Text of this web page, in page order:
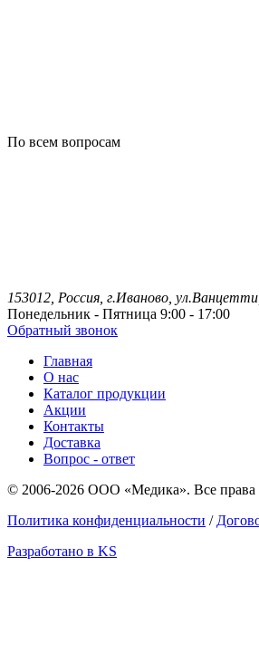
По всем вопросам
153012, Россия, г.Иваново,
Понедельник - Пятница 9:00 - 17:00
Обратный звонок
Главная
О нас
Каталог продукции
Акции
Контакты
Доставка
Вопрос - ответ
© 2006-2026 ООО «Медика». Все
Политика конфиденциальности /
Разработано в KS